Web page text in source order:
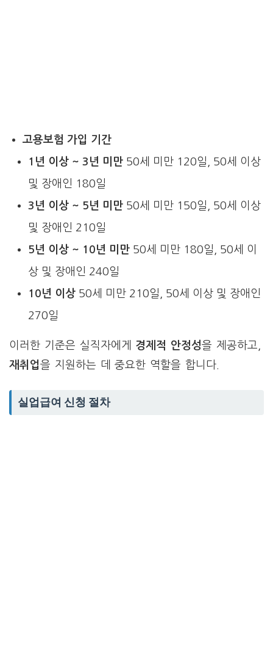
고용보험 가입 기간
1년 이상 ~ 3년 미만50세 미만 120일, 50세 이상
및 장애인 180일
3년 이상 ~ 5년 미만50세 미만 150일, 50세 이상
및 장애인 210일
5년 이상 ~ 10년 미만50세 미만 180일, 50세 이
상 및 장애인 240일
10년 이상50세 미만 210일, 50세 이상 및 장애인
270일
이러한 기준은 실직자에게 경제적 안정성을 제공하고,
재취업을 지원하는 데 중요한 역할을 합니다.
실업급여 신청 절차